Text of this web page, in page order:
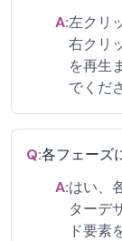
A:左クリ
右クリ
を再生
でくだ
Q:各フェーズ
A:はい、
ターデ
ド要素